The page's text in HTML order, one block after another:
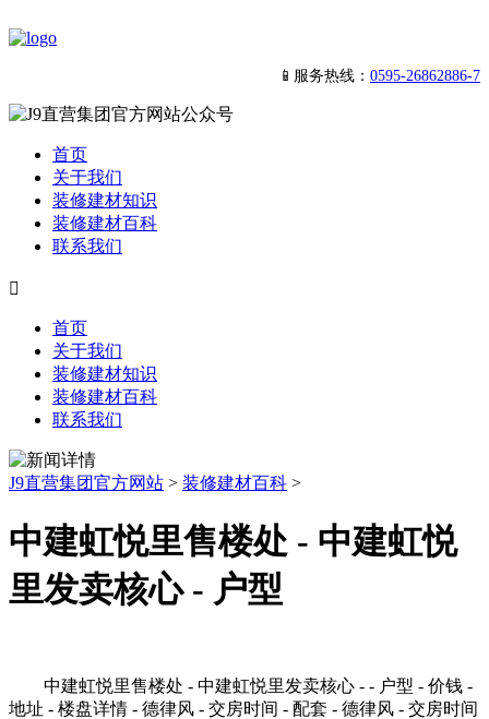
📱服务热线： 0595-26862886-7
首页
关于我们
装修建材知识
装修建材百科
联系我们

首页
关于我们
装修建材知识
装修建材百科
联系我们
J9直营集团官方网站 > 装修建材百科 >
中建虹悦里售楼处 - 中建虹悦
里发卖核心 - 户型
中建虹悦里售楼处 - 中建虹悦里发卖核心 - - 户型 - 价钱 -
地址 - 楼盘详情 - 德律风 - 交房时间 - 配套 - 德律风 - 交房时间